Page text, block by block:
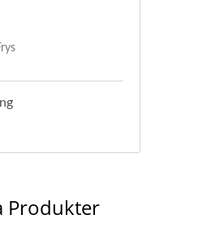
Produkter